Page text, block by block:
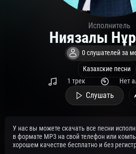
Исполнитель
Ниязалы
0 слушателей за
Казахские песни
1 трек
Нет
Слушать
У нас вы можете скачать все песни
в формате MP3 на свой телефон или
хорошем качестве бесплатно и без